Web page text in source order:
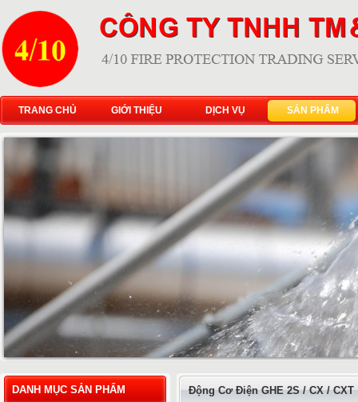
TRANG CHỦ GIỚI THIỆU DỊCH VỤ SẢN PHẨM
DANH MỤC SẢN PHẨM Động Cơ Điện GHE 2S / CX / CXT